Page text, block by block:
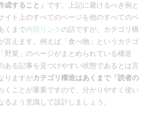
すること」 です。上記に避けるべき例と
イト上のすべてのページを他のすべてのペ
くまで内部リンクの話ですが、カテゴリ構
言えます。例えば「食べ物」というカテゴ
野菜」のページがまとめられている構造
ある記事を見つけやすい状態であるとは言
りますがカテゴリ構造はあくまで「読者の
くことが重要ですので、分かりやすく使い
るよう意識して設計しましょう。